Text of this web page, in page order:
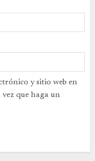
y sitio web en
que haga un